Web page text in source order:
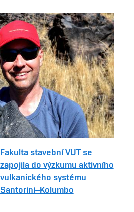
Fakulta stavební VUT se
zapojila do výzkumu aktivního
vulkanického systému
Santorini–Kolumbo